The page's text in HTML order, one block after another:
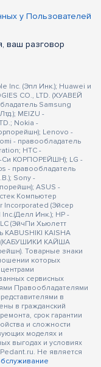
у Пользователей
ваш разговор
Inc. (Эпл Инк.); Huawei и
CO., LTD. (ХУАВЕЙ
Samsung
MEIZU -
Nokia -
Lenovo -
- правообладатель
HTC -
Си КОРПОРЕЙШН); LG -
- правообладатель
Sony -
ASUS -
Компьютер
Incorporated (Эйсер
Инк.); HP -
(ЭйчПи Хьюлетт
KAISHA
(КАБУШИКИ КАЙША
Товарные знаки
которых
сервисных
Правообладателями
в
в гражданский
срок гарантии
и сложности
моделях и
выгодах и условиях
Не является